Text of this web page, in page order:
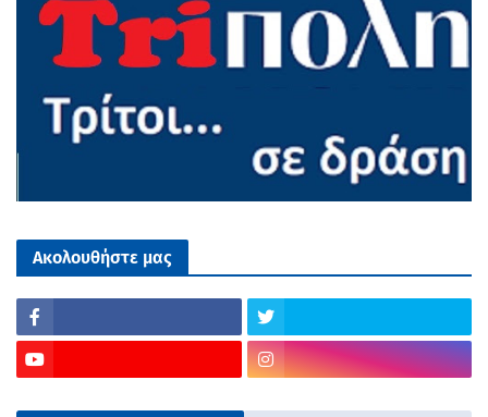
Ακολουθήστε μας